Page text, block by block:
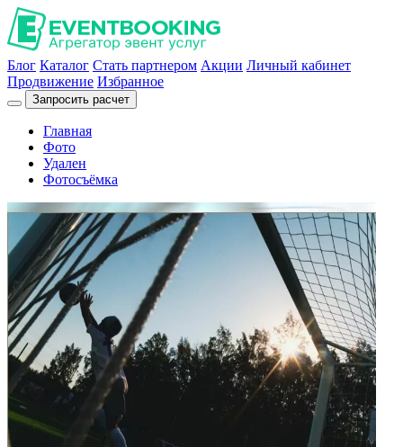
Блог Каталог Стать партнером Акции Личный кабинет
Продвижение Избранное
Запросить расчет
Главная
Фото
Удален
Фотосъёмка